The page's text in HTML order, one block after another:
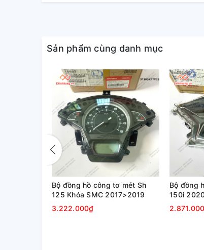
Sản phẩm cùng danh mục
Bộ đồng hồ công tơ mét Sh
125 Khóa SMC 2017>2019
3.222.000₫
Bộ đồng
150i
2023+